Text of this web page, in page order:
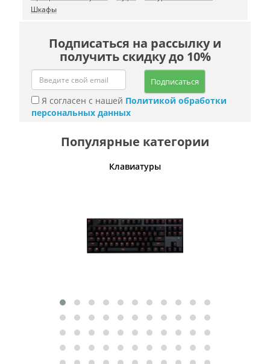
Шкафы
Подписаться на рассылку и
получить скидку до 10%
Подписаться
Я согласен с нашей Политикой обработки
персональных данных
Популярные категории
Клавиатуры